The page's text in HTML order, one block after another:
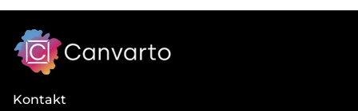
Kontakt